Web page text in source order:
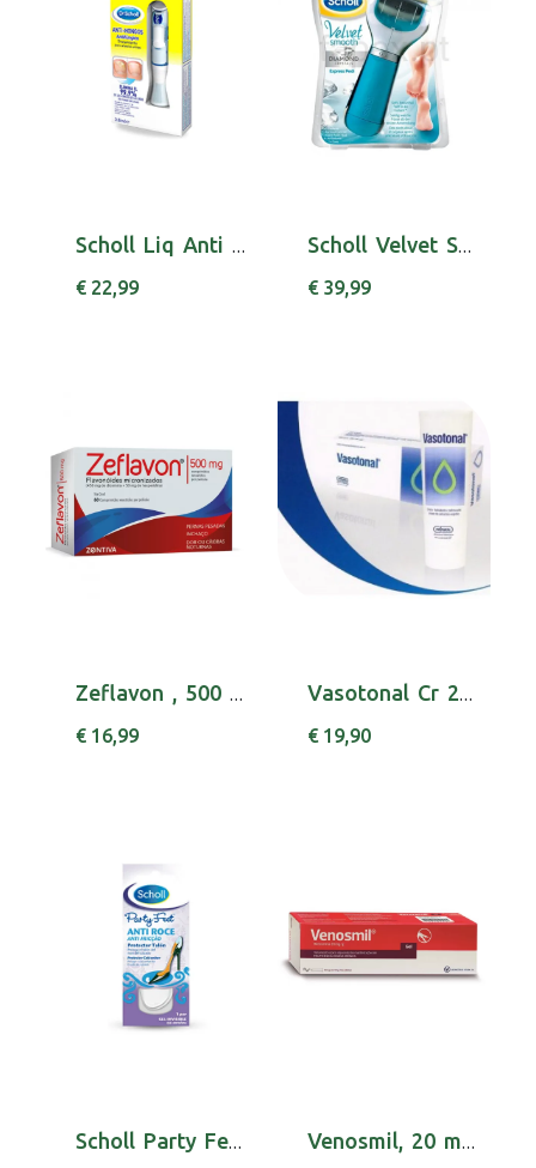
Scholl Liq Anti Fung Unhas 3,8ml
€ 22,99
Scholl Velvet Smooth Lima Elect Diamond
€ 39,99
Zeflavon , 500 mg Blister 60 Unidade(s) Comp ...
€ 16,99
Vasotonal Cr 200 Ml
€ 19,90
Scholl Party Feet Protec Calcanh Friccao Venosmil, 20 mg/g-100 g x 1 gel bisnaga